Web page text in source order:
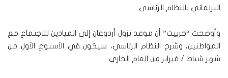
البرلماني بالنظام الرئاسي.
وأوضحت “حرييت” أن موعد نزول أردوغان إلى الميادين للاجتماع مع
المواطنين، وشرح النظام الرئاسي، سيكون في الأسبوع الأول من
شهر شباط / فبراير من العام الجاري.